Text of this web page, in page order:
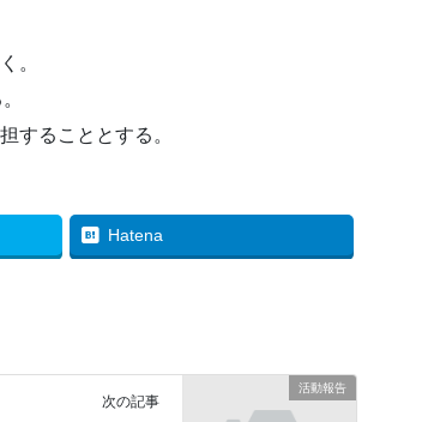
。
することとする。
Hatena
活動報告
次の記事